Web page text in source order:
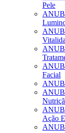
Pele
Facial
Ação